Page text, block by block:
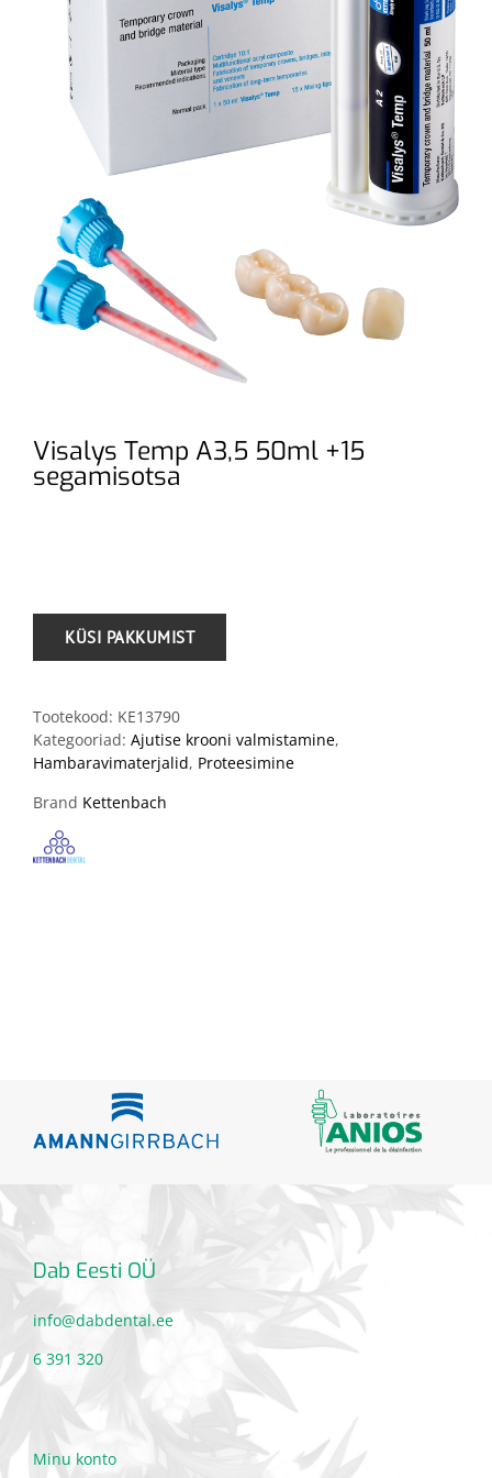
Visalys Temp A3,5 50ml +15
segamisotsa
Tootekood: KE13790
Kategooriad: Ajutise krooni valmistamine,
Hambaravimaterjalid, Proteesimine
Brand Kettenbach
Dab Eesti OÜ
info@dabdental.ee
6 391 320
Minu konto